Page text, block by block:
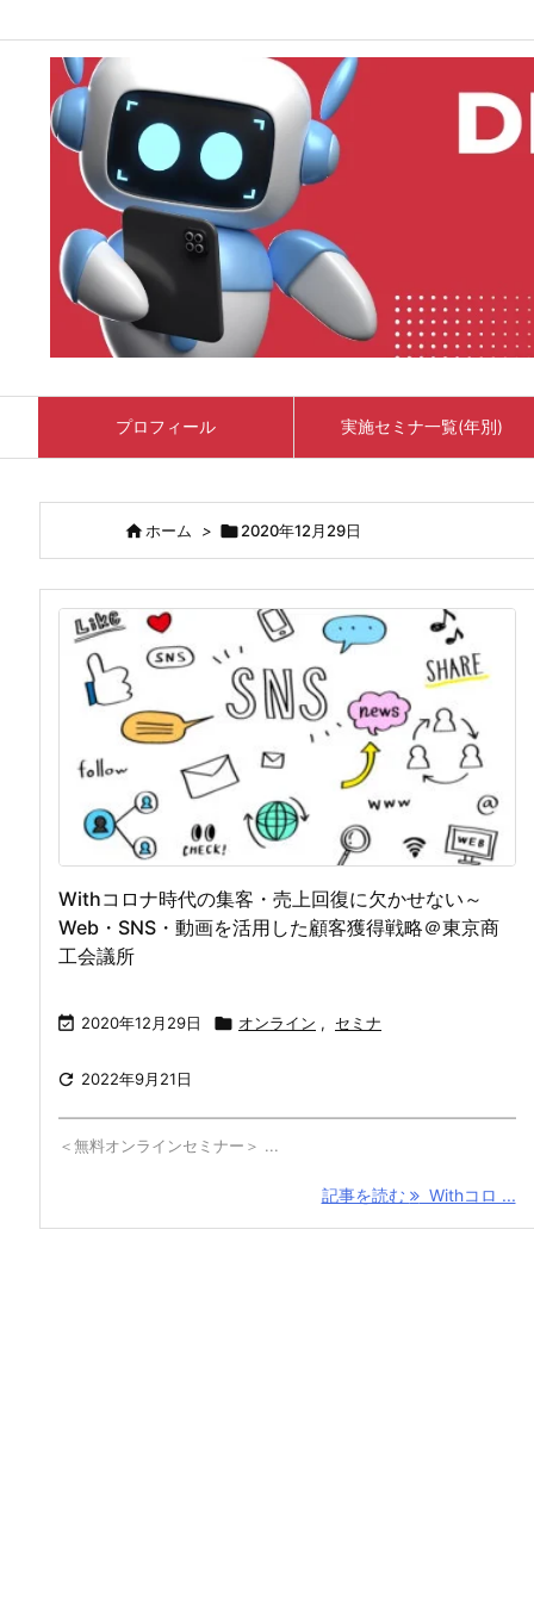
プロフィール 実施セミナ一覧(年別)
ホーム > 2020年12月29日
Withコロナ時代の集客・売上回復に欠かせない～
Web・SNS・動画を活用した顧客獲得戦略＠東京商
工会議所
 2020年12月29日  オンライン , セミナ
 2022年9月21日
＜無料オンラインセミナー＞ ...
記事を読む Withコロ ...